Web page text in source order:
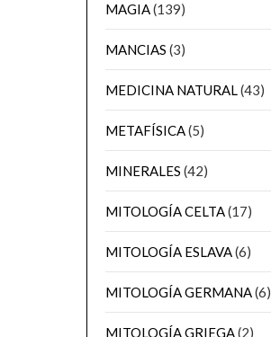
MAGIA(139)
MANCIAS (3)
MEDICINA NATURAL(43)
METAFÍSICA(5)
MINERALES (42)
MITOLOGÍA CELTA(17)
MITOLOGÍA ESLAVA(6)
MITOLOGÍA GERMANA(6)
MITOLOGÍA GRIEGA(2)